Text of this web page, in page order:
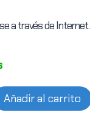
a través de Internet.
Añadir al carrito